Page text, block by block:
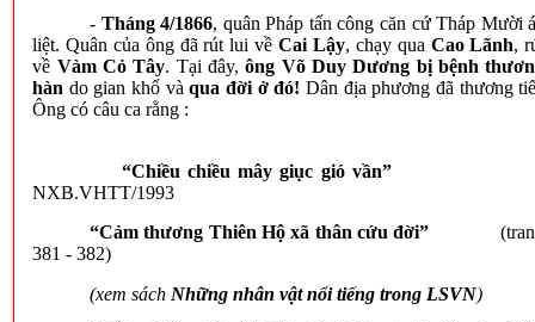
- Tháng 4/1866, quân Pháp tấn công căn cứ Tháp Mười
liệt. Quân của ông đã rút lui về Cai Lậy, chạy qua Cao Lãnh,
về Vàm Cỏ Tây. Tại đây, ông Võ Duy Dương bị bệnh
hàn do gian khổ và qua đời ở đó! Dân địa phương đã thương
Ông có câu ca rằng :
“Chiều chiều mây giục gió
NXB.VHTT/1993
“Cảm thương Thiên Hộ xã thân cứu đời”
381 - 382)
(xem sách Những nhân vật nổi tiếng trong LSVN)